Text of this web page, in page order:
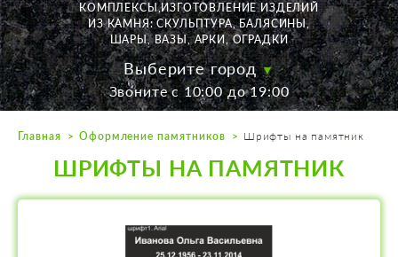
ДОСТАВКА
КОНТАКТЫ
K2532513@yandex.ru
Пн. — Пт. с 10:00 до 19:00
Воскресенье по договор.
КОМПЛЕКСЫ,ИЗГОТОВЛЕНИЕ ИЗДЕЛИЙ
ИЗ КАМНЯ: СКУЛЬПТУРА, БАЛЯСИНЫ,
ШАРЫ, ВАЗЫ, АРКИ, ОГРАДКИ
Выберите город
Звоните с 10:00 до 19:00
Главная Оформление памятников Шрифты на памятник
ШРИФТЫ НА ПАМЯТНИК